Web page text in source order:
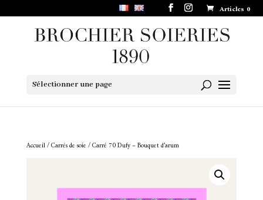
Articles 0
Sélectionner une page
Accueil/Carrés de soie / Carré 70 Dufy – Bouquet d’arum